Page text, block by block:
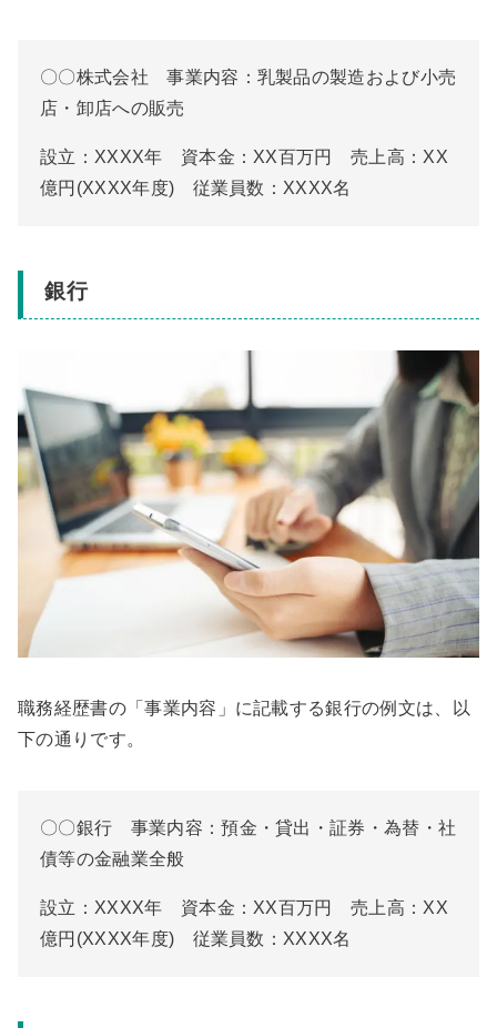
〇〇株式会社 事業内容：乳製品の製造および小売
店・卸店への販売
設立：XXXX年 資本金：XX百万円 売上高：XX
億円(XXXX年度) 従業員数：XXXX名
銀行
職務経歴書の「事業内容」に記載する銀行の例文は、以
下の通りです。
〇〇銀行 事業内容：預金・貸出・証券・為替・社
債等の金融業全般
設立：XXXX年 資本金：XX百万円 売上高：XX
億円(XXXX年度) 従業員数：XXXX名